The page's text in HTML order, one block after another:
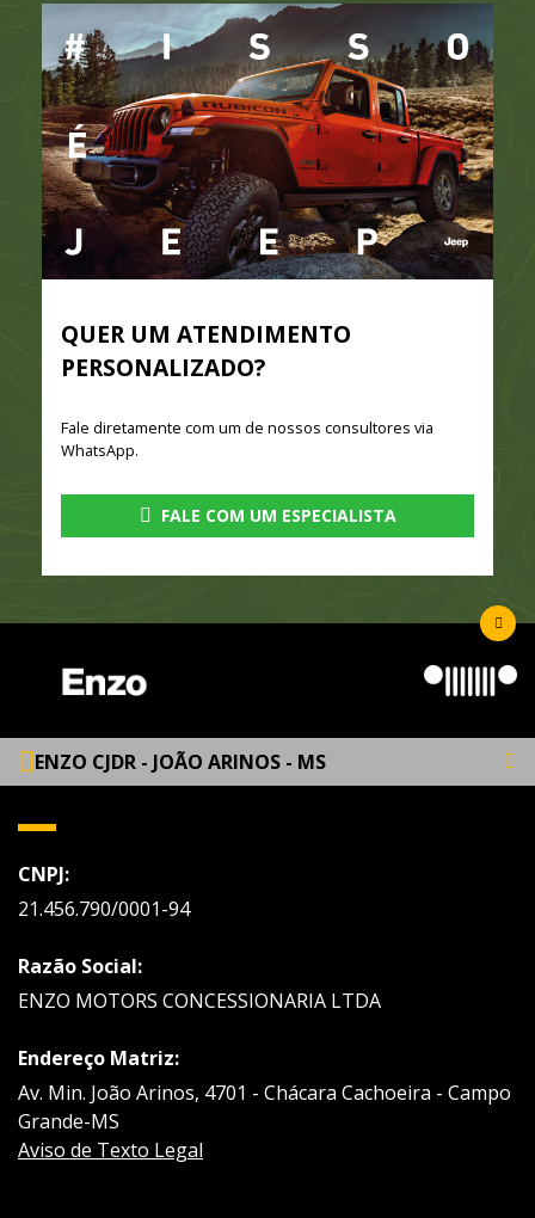
QUER UM ATENDIMENTO
PERSONALIZADO?
Fale diretamente com um de nossos consultores via
WhatsApp.
FALE COM UM ESPECIALISTA
ENZO CJDR - JOÃO ARINOS - MS
CNPJ:
21.456.790/0001-94
Razão Social:
ENZO MOTORS CONCESSIONARIA LTDA
Endereço Matriz:
Av. Min. João Arinos, 4701 - Chácara Cachoeira - Campo
Grande-MS
Aviso de Texto Legal